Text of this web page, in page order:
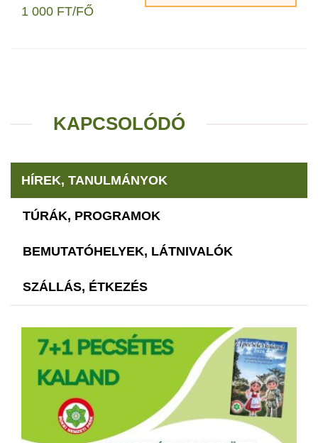
1 000 FT/FŐ
KAPCSOLÓDÓ
HÍREK, TANULMÁNYOK
TÚRÁK, PROGRAMOK
BEMUTATÓHELYEK, LÁTNIVALÓK
SZÁLLÁS, ÉTKEZÉS